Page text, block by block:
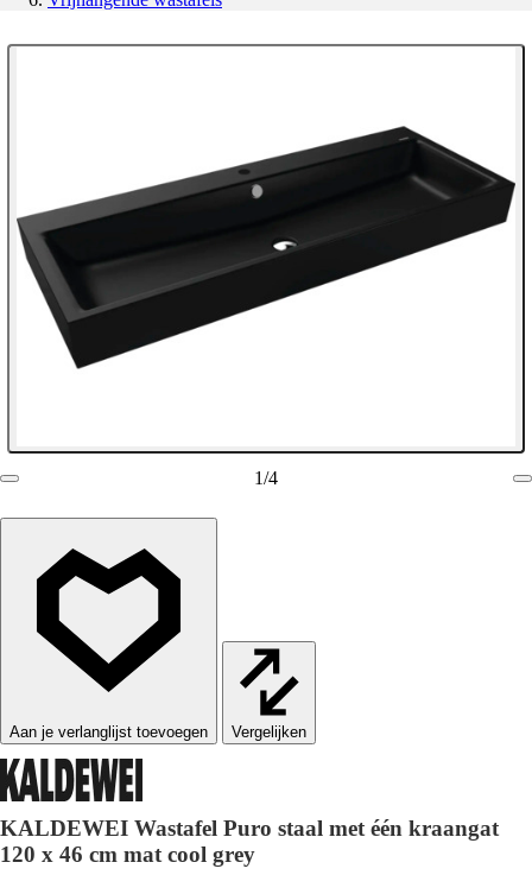
1/4
Vergelijken
KALDEWEI Wastafel Puro staal met één kraangat
120 x 46 cm mat cool grey